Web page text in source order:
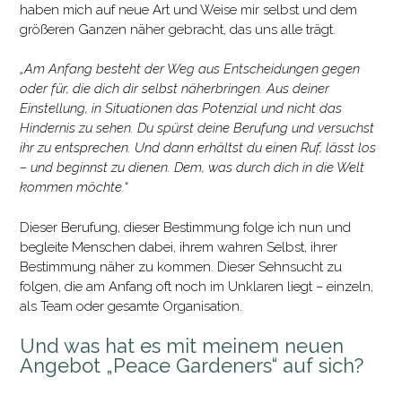
haben mich auf neue Art und Weise mir selbst und dem
größeren Ganzen näher gebracht, das uns alle trägt.
„Am Anfang besteht der Weg aus Entscheidungen gegen
oder für, die dich dir selbst näherbringen. Aus deiner
Einstellung, in Situationen das Potenzial und nicht das
Hindernis zu sehen. Du spürst deine Berufung und versuchst
ihr zu entsprechen. Und dann erhältst du einen Ruf, lässt los
– und beginnst zu dienen. Dem, was durch dich in die Welt
kommen möchte.“
Dieser Berufung, dieser Bestimmung folge ich nun und
begleite Menschen dabei, ihrem wahren Selbst, ihrer
Bestimmung näher zu kommen. Dieser Sehnsucht zu
folgen, die am Anfang oft noch im Unklaren liegt – einzeln,
als Team oder gesamte Organisation.
Und was hat es mit meinem neuen
Angebot „Peace Gardeners“ auf sich?